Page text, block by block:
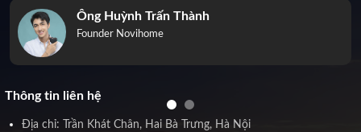
Ông Huỳnh Trấn Thành
Founder Novihome
Thông tin liên hệ
Địa chỉ: Trần Khát Chân, Hai Bà Trưng, Hà Nội